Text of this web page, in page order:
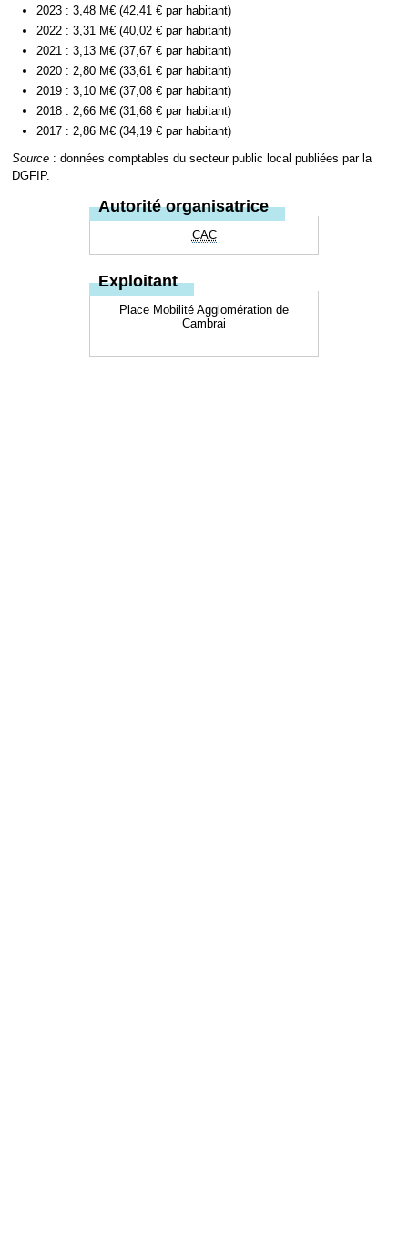
2023 : 3,48 M€ (42,41 € par habitant)
2022 : 3,31 M€ (40,02 € par habitant)
2021 : 3,13 M€ (37,67 € par habitant)
2020 : 2,80 M€ (33,61 € par habitant)
2019 : 3,10 M€ (37,08 € par habitant)
2018 : 2,66 M€ (31,68 € par habitant)
2017 : 2,86 M€ (34,19 € par habitant)
Source : données comptables du secteur public local publiées par la
DGFIP.
Autorité organisatrice
CAC
Exploitant
Place Mobilité Agglomération de
Cambrai